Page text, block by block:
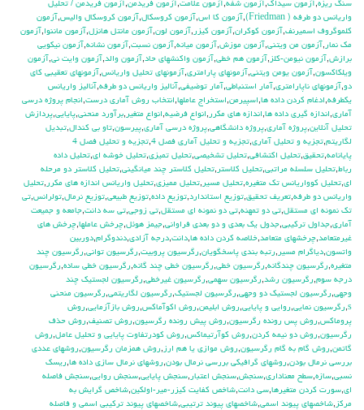
سنگ ريزه,آزمون سيداك,آزمون شفه,آزمون علامت,آزمون فريدمن,آزمون فريدمن / تحليل
واريانس دو طرفه ( Friedman)
,آزمون كا اس,آزمون كروسكال,آزمون كروسكال واليس,آزمون
كلموگروف اسميرنف,آزمون كوكران,آزمون كيزر ,آزمون لون,آزمون مانتل هانزل,آزمون ماننوا,آزمون
مك نمار ,آزمون من ويتني,آزمون موزش,آزمون ميانه,آزمون نسبت,آزمون نشانه,آزمون نيكويي
برازش,آزمون نيومن-كلز ,آزمون هم خطي,آزمون واكنشهاي حاد,آزمون والد,آزمون وايت ني,آزمون
ويلكاكسون,آزمون يومن ويتني,آزمونهاي پارامتري,آزمونهاي تحليل واريانس,آزمونهاي تعقيبي كاي
دو,آزمونهاي ناپارامتري,آمار استنباطي,آمار توضيفي,آناليز واريانس دو طرفه,آناليز واريانس
يکطرفه,ادغام كردن داده ها,اسپيرمن,استخراج عاملها,انتخاب روش آماري درست,انجام پروژه درسي
آماري,اندازه گيري داده ها,اندازه هاي مكرر ,انواع فرضيه,انواع متغير ,برآورد منحني,پايايي,پردازش
تحليل آنلاين,پروژه آماري,پروژه دانشگاهي,پروژه درسي آماري,پيرسون,تاو بي کندال,تبديل
لگاريتم,تجزيه و تحليل آماري,تجزيه و تحليل آماري فصل 4 ,
تجزيه و تحليل فصل 4
پايانامه,تحقيق,تحليل اكتشافي,تحليل تشخيصي,تحليل تميزي,تحليل خوشه اي,تحليل داده
رباط,تحليل سلسله مراتبي,تحليل كلاستر ,تحليل كلاستر چند ميانگيني,تحليل كلاستر دو مرحله
اي,تحليل كوواريانس تك متغيره,تحليل مسير ,تحليل مميزي,تحليل واريانس اندازه هاي مكرر ,تحليل
واريانس دو طرفه,تعريف تحقيق,توزيع استاندارد,توزيع داده,توزيع طبيعي,توزيع نرمال,تولرانس,تي
تک نمونه اي مستقل,تي دو تمهنه,تي دو نمونه اي مستقل,تي زوجي,تي سه دانت,جامعه و جميعت
آماري,جداول تركيبي,جدول يك بعدي و دو بعدي فراواني,جيمز هوئل,چرخش عاملها,چرخش هاي
غيرمتعامد,چرخشهاي متعامد,خلاصه كردن داده ها,دانت,درجه آزادي,دندوگرام,دوربين
واتسون,دياگرام مسير ,رتبه بندي پاسخگويان,رگرسيون پروبيت,رگرسيون تواني,رگرسيون چند
متغيره,رگرسيون چندگانه,رگرسيون خطي,رگرسيون خطي چند گانه,رگرسيون خطي ساده,رگرسيون
درجه سوم,رگرسيون رشد,رگرسيون سهمي,رگرسيون غيرخطي,رگرسيون لجستيك چند
وجهي,رگرسيون لجستيك دو وجهي,رگرسيون لجستيک,رگرسيون لگاريتمي,رگرسيون منحني
s
,رگرسيون نمايي,روايي و پايايي,روش ابليمن,روش اكوآماكس,روش بازآزمايي,روش
پروماكس,روش پس رونده رگرسيون,روش پيش رونده رگرسيون,روش تصنيف,روش حذف
رگرسيون,روش دو نيمه كردن,روش كوآرتيماكس,روش كودرتفاوت پايايي و تحليل عامل,روش
گاتمن,روش گام به گام رگرسيون,روش موازي يا هم ارز ,روش همزمان رگرسيون,روشهاي عددي
بررسي نرمال بودن,روشهاي گرافيكي بررسي نرمال بودن,روشهاي نرمال سازي داده ها,ريسك
نسبي,سازه,سطح معناداري,سنجش,سنجش اعتبار ,سنجش پايايي,سنجش روايي,سنجش فاصله
اي,سورت كردن متغيرها,سي دانت,شاخص كفايت كيزر-مير-اولكين,شاخص گرايش به
مركز ,شاخصهاي پيوند اسمي,شاخصهاي پيوند ترتيبي,شاخصهاي پيوند تركيبي اسمي و فاصله